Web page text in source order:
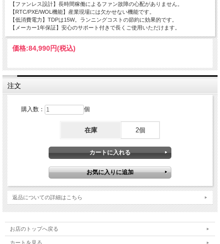
【ファンレス設計】長時間稼働によるファン故障の心配がありません。
【RTC/PXE/WOL機能】産業現場には欠かせない機能です。
【低消費電力】TDPは15W。ランニングコストの節約に効果的です。
【メーカー1年保証】安心のサポート付きで長くご使用いただけます。
価格:84,990円(税込)
注文
購入数： 個
在庫 2個
返品についての詳細はこちら
お店のトップへ戻る
カートを見る